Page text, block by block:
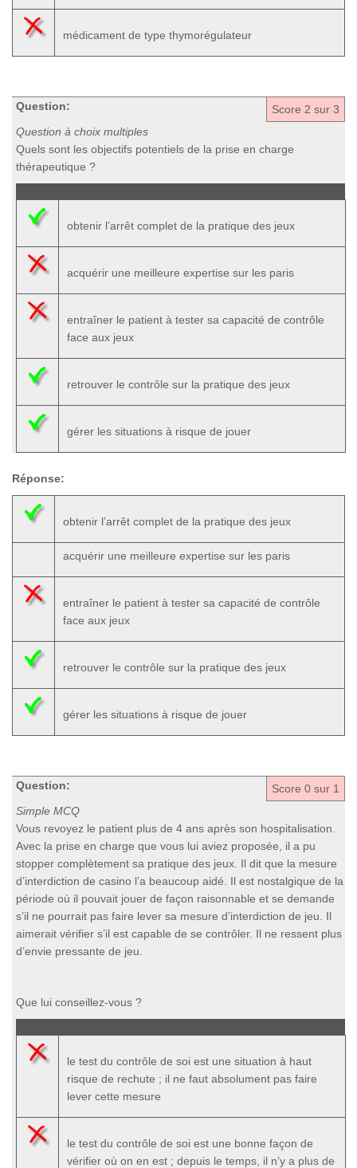
médicament de type thymorégulateur
Score 2 sur 3
Question:
Question à choix multiples
Quels sont les objectifs potentiels de la prise en charge
thérapeutique ?
obtenir l’arrêt complet de la pratique des jeux
acquérir une meilleure expertise sur les paris
entraîner le patient à tester sa capacité de contrôle
face aux jeux
retrouver le contrôle sur la pratique des jeux
gérer les situations à risque de jouer
Réponse:
obtenir l’arrêt complet de la pratique des jeux
acquérir une meilleure expertise sur les paris
entraîner le patient à tester sa capacité de contrôle
face aux jeux
retrouver le contrôle sur la pratique des jeux
gérer les situations à risque de jouer
Score 0 sur 1
Question:
Simple MCQ
Vous revoyez le patient plus de 4 ans après son hospitalisation.
Avec la prise en charge que vous lui aviez proposée, il a pu
stopper complètement sa pratique des jeux. Il dit que la mesure
d’interdiction de casino l’a beaucoup aidé. Il est nostalgique de la
période où il pouvait jouer de façon raisonnable et se demande
s’il ne pourrait pas faire lever sa mesure d’interdiction de jeu. Il
aimerait vérifier s’il est capable de se contrôler. Il ne ressent plus
d’envie pressante de jeu.
Que lui conseillez-vous ?
le test du contrôle de soi est une situation à haut
risque de rechute ; il ne faut absolument pas faire
lever cette mesure
le test du contrôle de soi est une bonne façon de
vérifier où on en est ; depuis le temps, il n’y a plus de